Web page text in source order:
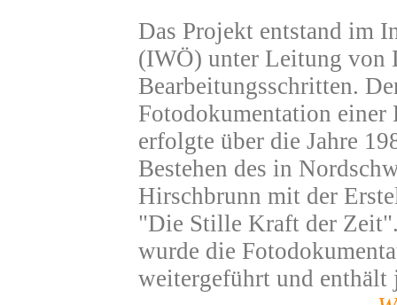
Das Projekt entstand im
(IWÖ) unter Leitung von
Bearbeitungsschritten.
Fotodokumentation
erfolgte über die Jahre
Bestehen des in
Hirschbrunn mit der
"Die Stille Kraft der
wurde die
weitergeführt und